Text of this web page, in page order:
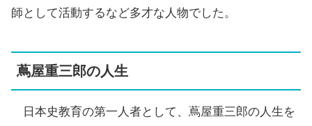
師として活動するなど多才な人物でした。
蔦屋重三郎の人生
日本史教育の第一人者として、蔦屋重三郎の人生を